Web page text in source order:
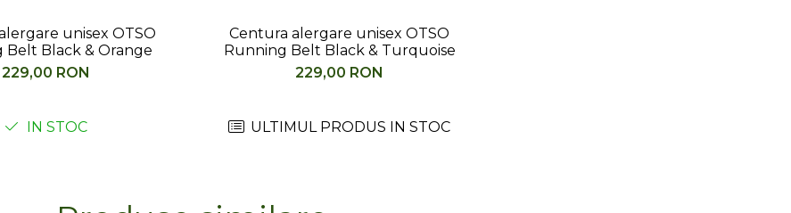
unisex OTSO
Belt Black & Orange
229,00 RON
IN STOC
Centura alergare unisex OTSO
Running Belt Black & Turquoise
229,00 RON
ULTIMUL PRODUS IN STOC